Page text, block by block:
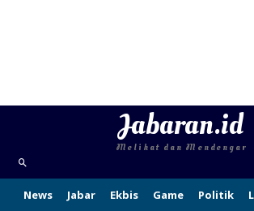
Jabaran.id
Melihat dan Mendengar
News Jabar Ekbis Game Politik